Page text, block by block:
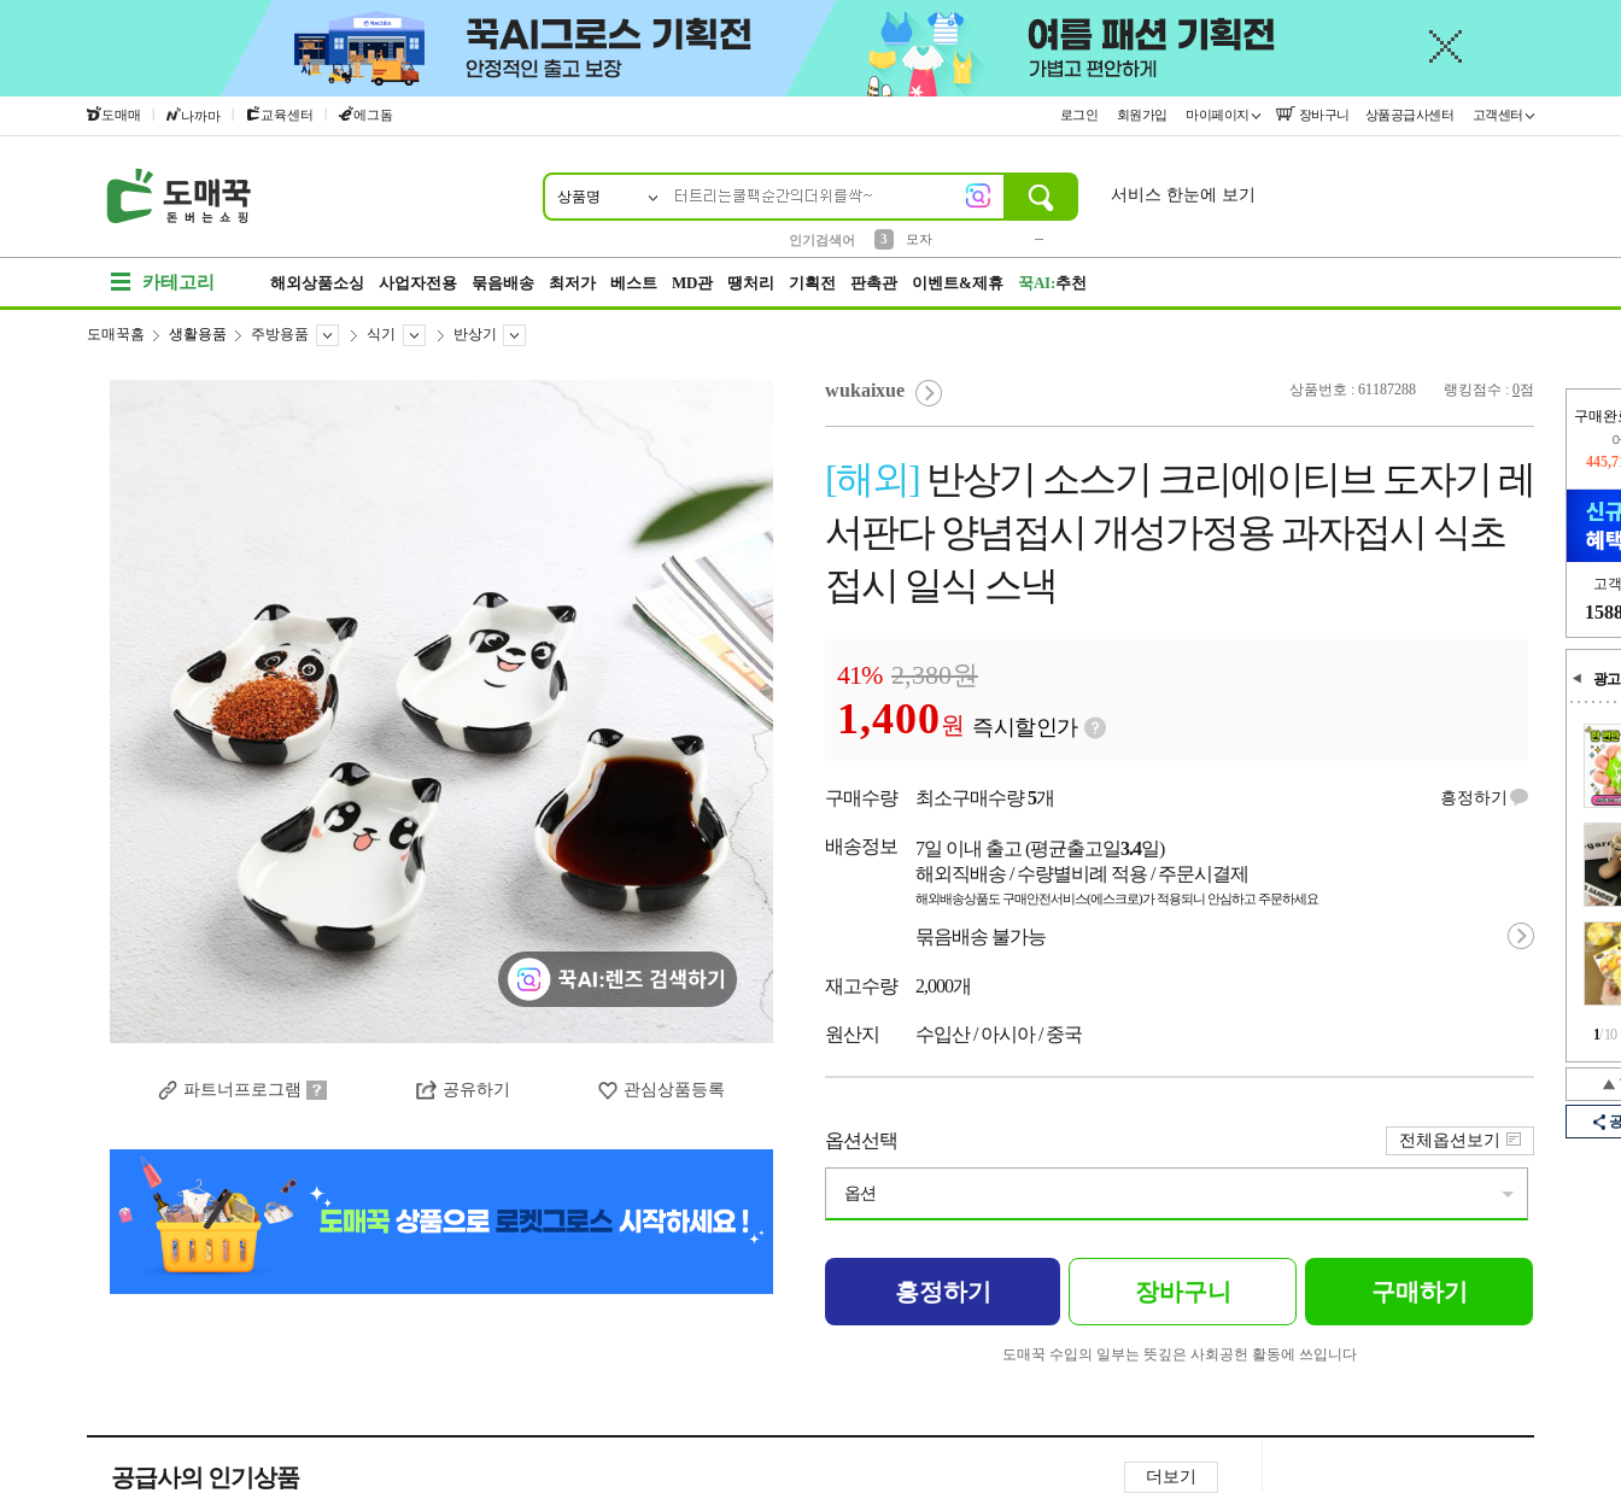
도매매 | 나까마 | 교육센터 | 에그돔 로그인 회원가입 마이페이지 장바구니 상품공급사센터 고객센터
상품명
인기검색어
3
모자
서비스 한눈에 보기
카테고리 해외상품소싱 사업자전용 묶음배송 최저가 베스트 MD관 땡처리 기획전 판촉관 이벤트&제휴 꾹AI:추천
구매완
오
고
광고
1/10
도매꾹홈 생활용품 주방용품 식기 반상기
파트너프로그램 공유하기 관심상품등록
상품번호 : 61187288 랭킹점수 : 0점
wukaixue
[해외] 반상기 소스기 크리에이티브 도자기 레
서판다 양념접시 개성가정용 과자접시 식초
접시 일식 스낵
41% 2,380원
1,400원 즉시할인가
구매수량 최소구매수량5개 흥정하기
배송정보 7일 이내 출고 (평균출고일3.4일)
해외직배송 / 수량별비례 적용 / 주문시결제
해외배송상품도 구매안전서비스(에스크로)가 적용되니 안심하고 주문하세요
묶음배송 불가능
재고수량 2,000개
원산지 수입산 / 아시아 / 중국
옵션선택
옵션
전체옵션보기
흥정하기 장바구니 구매하기
도매꾹 수입의 일부는 뜻깊은 사회공헌 활동에 쓰입니다
공급사의 인기상품 더보기